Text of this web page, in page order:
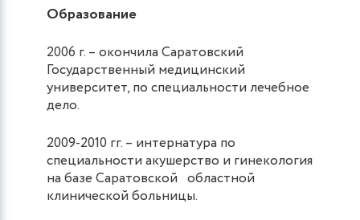
Образование
2006 г. – окончила Саратовский
Государственный медицинский
университет, по специальности лечебное
дело.
2009-2010 гг. – интернатура по
специальности акушерство и гинекология
на базе Саратовской областной
клинической больницы.